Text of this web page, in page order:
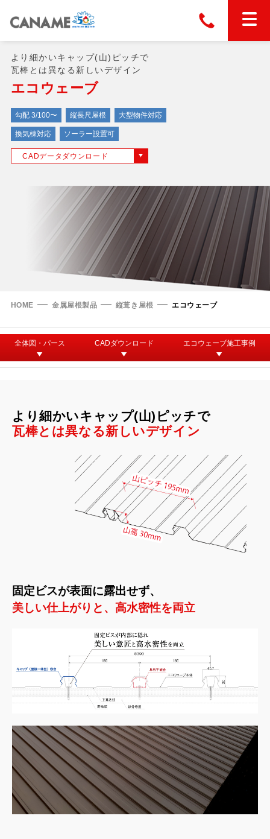
本社 028-663-6300（受付時間 8:30〜17:30）
東京 03-6866-0091（受付時間 8:30〜17:30）
ホーム
金属屋根製品
縦葺き屋根
富士ライン55
フリーハットⅡ型
FHR-2000
フラットライン
カナディー
タイマルーフ M型
タイマルーフ F25
タイマルーフ T型
カナメ一文字葺き
カナメルーフ
洋瓦王(ヨウガオウ)
通気断熱工法
Viカバー50
換気棟システム
換気棟システム
デザイン軒樋
カナメシャープ樋
屋根の改修
ダウンロード
お問い合わせ
より細かいキャップ(山)ピッチで
瓦棒とは異なる新しいデザイン
エコウェーブ
勾配 3/100〜 縦長尺屋根 大型物件対応
換気棟対応 ソーラー設置可
CADデータダウンロード
HOME 金属屋根製品 縦葺き屋根 エコウェーブ
全体図・パース CADダウンロード エコウェーブ施工事例
より細かいキャップ(山)ピッチで
瓦棒とは異なる新しいデザイン
固定ビスが表面に露出せず、
美しい仕上がりと、高水密性を両立